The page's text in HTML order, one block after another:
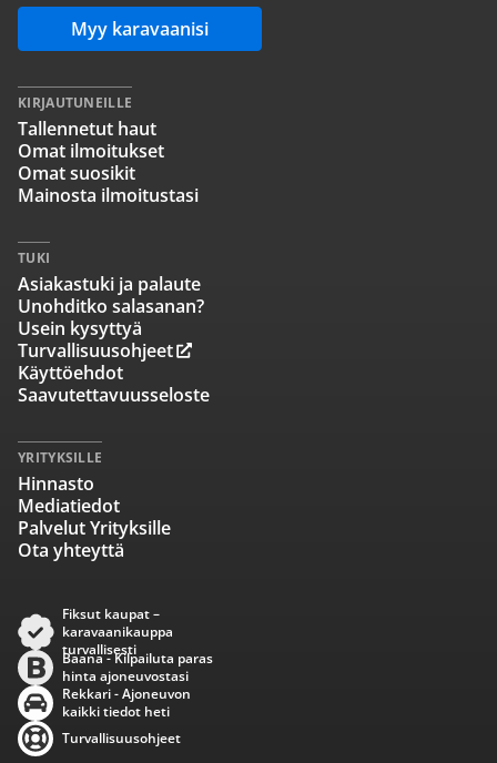
Myy karavaanisi
KIRJAUTUNEILLE
Tallennetut haut
Omat ilmoitukset
Omat suosikit
Mainosta ilmoitustasi
TUKI
Asiakastuki ja palaute
Unohditko salasanan?
Usein kysyttyä
Turvallisuusohjeet
Käyttöehdot
Saavutettavuusseloste
YRITYKSILLE
Hinnasto
Mediatiedot
Palvelut Yrityksille
Ota yhteyttä
Fiksut kaupat –
karavaanikauppa
turvallisesti
Baana - Kilpailuta paras
hinta ajoneuvostasi
Rekkari - Ajoneuvon
kaikki tiedot heti
Turvallisuusohjeet